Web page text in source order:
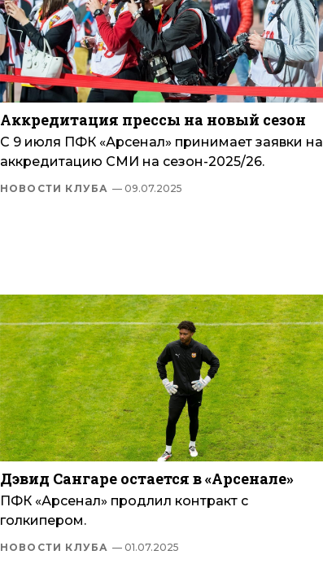
Аккредитация прессы на новый сезон
С 9 июля ПФК «Арсенал» принимает заявки на
аккредитацию СМИ на сезон-2025/26.
НОВОСТИ КЛУБА — 09.07.2025
Дэвид Сангаре остается в «Арсенале»
ПФК «Арсенал» продлил контракт с
голкипером.
НОВОСТИ КЛУБА — 01.07.2025